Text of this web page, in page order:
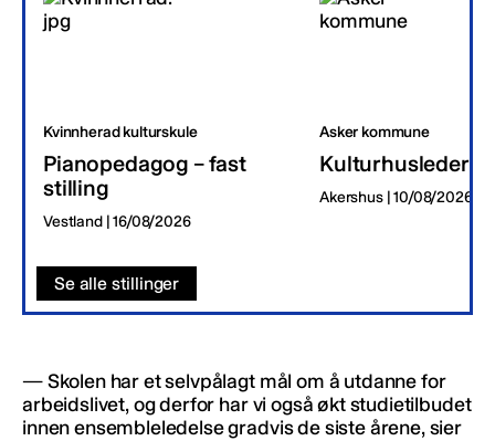
Kvinnherad kulturskule
Pianopedagog – fast
stilling
Vestland | 16/08/2026
Asker kommune
Kulturhusleder
Akershus | 10/08/2026
Se alle stillinger
— Skolen har et selvpålagt mål om å utdanne for
arbeidslivet, og derfor har vi også økt studietilbudet
innen ensembleledelse gradvis de siste årene, sier